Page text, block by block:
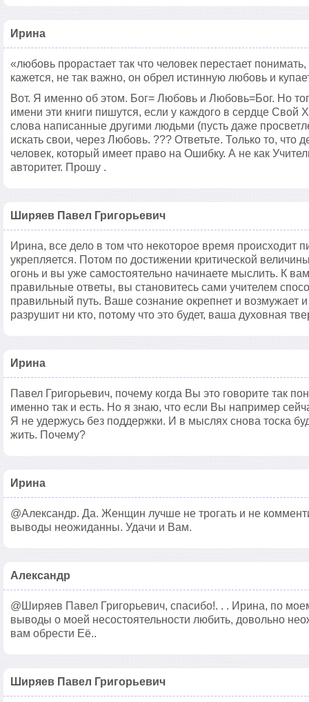
Ирина
«любовь прорастает так что человек перестает
кажется, не так важно, он обрел истинную любовь и
Вот. Я именно об этом. Бог= Любовь и Любовь=Бог. Но
имени эти книги пишутся, если у каждого в сердце Свой
слова написанные другими людьми (пусть даже
искать свои, через Любовь. ??? Ответьте. Только то, что
человек, который имеет право на Ошибку. А не как
авторитет. Прошу .
Ширяев Павел Григорьевич
Ирина, все дело в том что некоторое время происходит
укрепляется. Потом по достижении критической
огонь и вы уже самостоятельно начинаете мыслить. К
правильные ответы, вы становитесь сами учителем
правильный путь. Ваше сознание окрепнет и возмужает
разрушит ни кто, потому что это будет, ваша духовная
Ирина
Павел Григорьевич, почему когда Вы это говорите так
именно так и есть. Но я знаю, что если Вы например
Я не удержусь без поддержки. И в мыслях снова тоска
жить. Почему?
Ирина
@Александр. Да. Женщин лучше не трогать и не
выводы неожиданны. Удачи и Вам.
Александр
@Ширяев Павел Григорьевич, спасибо!. . . Ирина, по
выводы о моей несостоятельности любить, довольно
вам обрести Её..
Ширяев Павел Григорьевич